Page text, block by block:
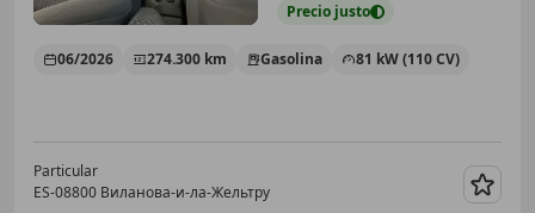
Precio justo
06/2026 274.300 km Gasolina 81 kW (110 CV)
Particular
ES-08800 Виланова-и-ла-Жельтру